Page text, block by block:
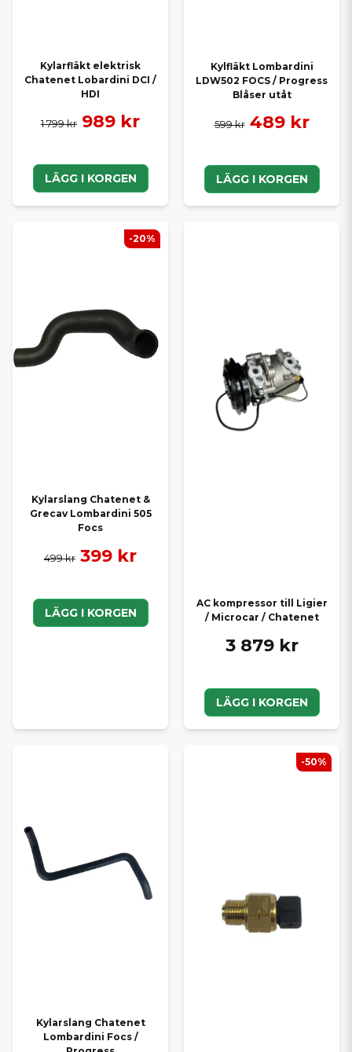
Kylarfläkt elektrisk
Chatenet Lobardini DCI /
HDI
1 799 kr 989 kr
LÄGG I KORGEN
Kylfläkt Lombardini
LDW502 FOCS / Progress
Blåser utåt
599 kr 489 kr
LÄGG I KORGEN
Kylarslang Chatenet &
Grecav Lombardini 505
Focs
499 kr 399 kr
LÄGG I KORGEN
-20%
AC kompressor till Ligier
/ Microcar / Chatenet
3 879 kr
LÄGG I KORGEN
Kylarslang Chatenet
Lombardini Focs /
-50%